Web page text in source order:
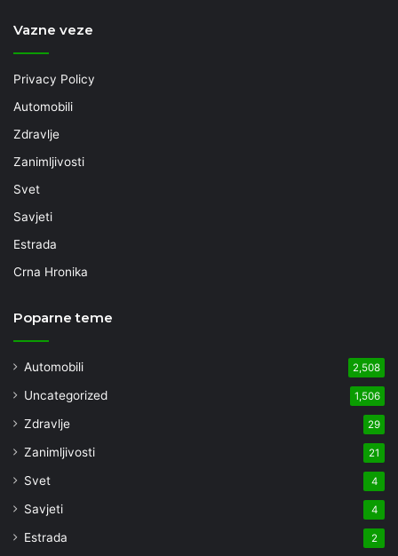
Vazne veze
Privacy Policy
Automobili
Zdravlje
Zanimljivosti
Svet
Savjeti
Estrada
Crna Hronika
Poparne teme
Automobili 2,508
Uncategorized 1,506
Zdravlje 29
Zanimljivosti 21
Svet 4
Savjeti 4
Estrada 2